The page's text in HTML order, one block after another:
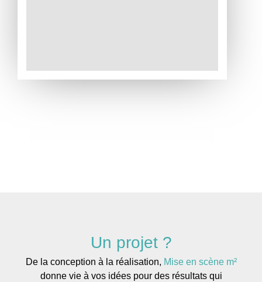
Un projet ?
De la conception à la réalisation, Mise en scène m²
donne vie à vos idées pour des résultats qui